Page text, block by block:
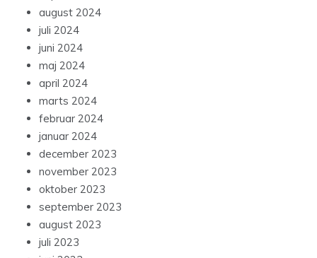
august 2024
juli 2024
juni 2024
maj 2024
april 2024
marts 2024
februar 2024
januar 2024
december 2023
november 2023
oktober 2023
september 2023
august 2023
juli 2023